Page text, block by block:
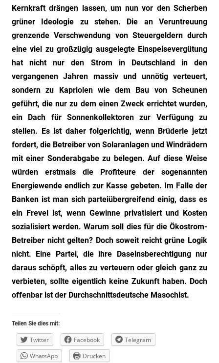
Kernkraft drängen lassen, um nun vor den Scherben
grüner Ideologie zu stehen. Die an Veruntreuung
grenzende Verschwendung von Steuergeldern durch
eine viel zu großzügig ausgelegte Einspeisevergütung
hat nicht nur den Strom in Deutschland in den
vergangenen Jahren massiv und unnötig verteuert,
sondern zu Kapriolen wie dem Bau von Scheunen
geführt, die nur zu dem einen Zweck errichtet wurden,
ein Dach für Sonnenkollektoren zur Verfügung zu
stellen. Es ist daher folgerichtig, wenn Brüderle jetzt
fordert, die Betreiber von Solaranlagen und Windrädern
mit einer Sonderabgabe zu belegen. Auf diese Weise
würden erstmals die Profiteure der sogenannten
Energiewende endlich zur Kasse gebeten. Im Falle der
Banken ist man sich parteiübergreifend einig, dass es
ein Frevel ist, wenn Gewinne privatisiert und Kosten
sozialisiert werden. Warum soll dies für die Ökostrom-
Betreiber nicht gelten? Doch soweit reicht grüne Logik
nicht. Eine Partei, die ihre Daseinsberechtigung nur
daraus schöpft, alles zu verteuern oder gleich ganz zu
verbieten, sollte eigentlich keine Zukunft haben. Doch
offenbar ist der Durchschnittsdeutsche Masochist.
Teilen Sie dies mit:
Twitter Facebook
Telegram
WhatsApp
Drucken